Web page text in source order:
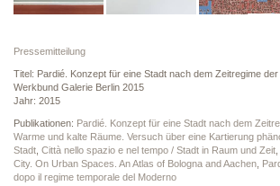
Pressemitteilung
Titel: Pardié. Konzept für eine Stadt nach dem Zeitregime
Werkbund Galerie Berlin 2015
Jahr: 2015
Publikationen: Pardié. Konzept für eine Stadt nach dem
Warme und kalte Räume. Versuch über eine Kartierung
Stadt Città nello spazio e nel tempo / Stadt in Raum und Zeit
City. On Urban Spaces. An Atlas of Bologna and Aachen
dopo il regime temporale del Moderno